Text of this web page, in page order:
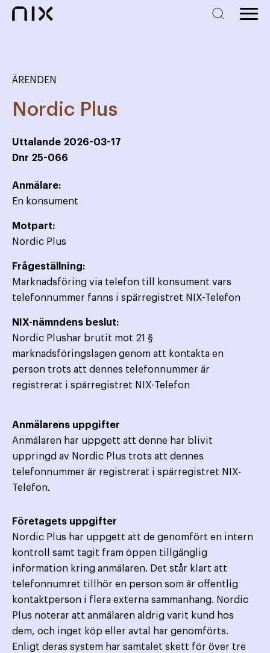
ÄRENDEN
Nordic Plus
Uttalande 2026-03-17
Dnr 25-066
Anmälare:
En konsument
Motpart:
Nordic Plus
Frågeställning:
Marknadsföring via telefon till konsument vars
telefonnummer fanns i spärregistret NIX-Telefon
NIX-nämndens beslut:
Nordic Plushar brutit mot 21 §
marknadsföringslagen genom att kontakta en
person trots att dennes telefonnummer är
registrerat i spärregistret NIX-Telefon
Anmälarens uppgifter
Anmälaren har uppgett att denne har blivit
uppringd av Nordic Plus trots att dennes
telefonnummer är registrerat i spärregistret NIX-
Telefon.
Företagets uppgifter
Nordic Plus har uppgett att de genomfört en intern
kontroll samt tagit fram öppen tillgänglig
information kring anmälaren. Det står klart att
telefonnumret tillhör en person som är offentlig
kontaktperson i flera externa sammanhang. Nordic
Plus noterar att anmälaren aldrig varit kund hos
dem, och inget köp eller avtal har genomförts.
Enligt deras system har samtalet skett för över tre